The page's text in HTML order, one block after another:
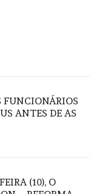
FUNCIONÁRIOS
ANTES DE AS
(10), O